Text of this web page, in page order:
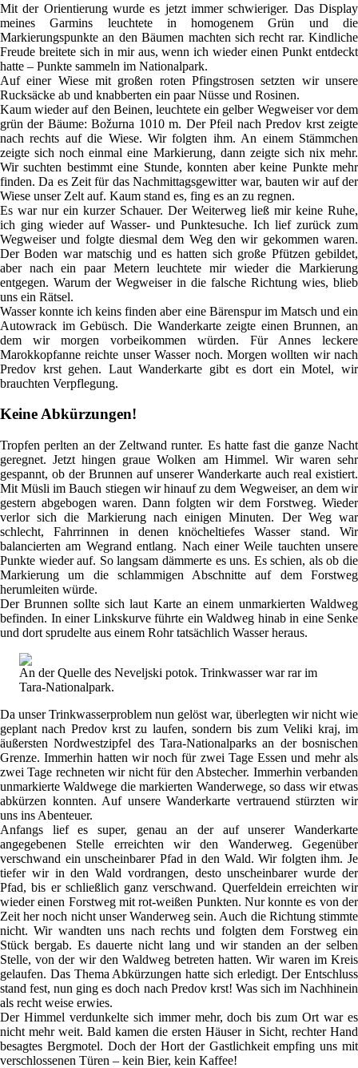
Mit der Orientierung wurde es jetzt immer schwieriger. Das Display
meines Garmins leuchtete in homogenem Grün und die
Markierungspunkte an den Bäumen machten sich recht rar. Kindliche
Freude breitete sich in mir aus, wenn ich wieder einen Punkt entdeckt
hatte – Punkte sammeln im Nationalpark.
Auf einer Wiese mit großen roten Pfingstrosen setzten wir unsere
Rucksäcke ab und knabberten ein paar Nüsse und Rosinen.
Kaum wieder auf den Beinen, leuchtete ein gelber Wegweiser vor dem
grün der Bäume: Božurna 1010 m. Der Pfeil nach Predov krst zeigte
nach rechts auf die Wiese. Wir folgten ihm. An einem Stämmchen
zeigte sich noch einmal eine Markierung, dann zeigte sich nix mehr.
Wir suchten bestimmt eine Stunde, konnten aber keine Punkte mehr
finden. Da es Zeit für das Nachmittagsgewitter war, bauten wir auf der
Wiese unser Zelt auf. Kaum stand es, fing es an zu regnen.
Es war nur ein kurzer Schauer. Der Weiterweg ließ mir keine Ruhe,
ich ging wieder auf Wasser- und Punktesuche. Ich lief zurück zum
Wegweiser und folgte diesmal dem Weg den wir gekommen waren.
Der Boden war matschig und es hatten sich große Pfützen gebildet,
aber nach ein paar Metern leuchtete mir wieder die Markierung
entgegen. Warum der Wegweiser in die falsche Richtung wies, blieb
uns ein Rätsel.
Wasser konnte ich keins finden aber eine Bärenspur im Matsch und ein
Autowrack im Gebüsch. Die Wanderkarte zeigte einen Brunnen, an
dem wir morgen vorbeikommen würden. Für Annes leckere
Marokkopfanne reichte unser Wasser noch. Morgen wollten wir nach
Predov krst gehen. Laut Wanderkarte gibt es dort ein Motel, wir
brauchten Verpflegung.
Keine Abkürzungen!
Tropfen perlten an der Zeltwand runter. Es hatte fast die ganze Nacht
geregnet. Jetzt hingen graue Wolken am Himmel. Wir waren sehr
gespannt, ob der Brunnen auf unserer Wanderkarte auch real existiert.
Mit Müsli im Bauch stiegen wir hinauf zu dem Wegweiser, an dem wir
gestern abgebogen waren. Dann folgten wir dem Forstweg. Wieder
verlor sich die Markierung nach einigen Minuten. Der Weg war
schlecht, Fahrrinnen in denen knöcheltiefes Wasser stand. Wir
balancierten am Wegrand entlang. Nach einer Weile tauchten unsere
Punkte wieder auf. So langsam dämmerte es uns. Es schien, als ob die
Markierung um die schlammigen Abschnitte auf dem Forstweg
herumleiten würde.
Der Brunnen sollte sich laut Karte an einem unmarkierten Waldweg
befinden. In einer Linkskurve führte ein Waldweg hinab in eine Senke
und dort sprudelte aus einem Rohr tatsächlich Wasser heraus.
An der Quelle des Neveljski potok. Trinkwasser war rar im
Tara-Nationalpark.
Da unser Trinkwasserproblem nun gelöst war, überlegten wir nicht wie
geplant nach Predov krst zu laufen, sondern bis zum Veliki kraj, im
äußersten Nordwestzipfel des Tara-Nationalparks an der bosnischen
Grenze. Immerhin hatten wir noch für zwei Tage Essen und mehr als
zwei Tage rechneten wir nicht für den Abstecher. Immerhin verbanden
unmarkierte Waldwege die markierten Wanderwege, so dass wir etwas
abkürzen konnten. Auf unsere Wanderkarte vertrauend stürzten wir
uns ins Abenteuer.
Anfangs lief es super, genau an der auf unserer Wanderkarte
angegebenen Stelle erreichten wir den Wanderweg. Gegenüber
verschwand ein unscheinbarer Pfad in den Wald. Wir folgten ihm. Je
tiefer wir in den Wald vordrangen, desto unscheinbarer wurde der
Pfad, bis er schließlich ganz verschwand. Querfeldein erreichten wir
wieder einen Forstweg mit rot-weißen Punkten. Nur konnte es von der
Zeit her noch nicht unser Wanderweg sein. Auch die Richtung stimmte
nicht. Wir wandten uns nach rechts und folgten dem Forstweg ein
Stück bergab. Es dauerte nicht lang und wir standen an der selben
Stelle, von der wir den Waldweg betreten hatten. Wir waren im Kreis
gelaufen. Das Thema Abkürzungen hatte sich erledigt. Der Entschluss
stand fest, nun ging es doch nach Predov krst! Was sich im Nachhinein
als recht weise erwies.
Der Himmel verdunkelte sich immer mehr, doch bis zum Ort war es
nicht mehr weit. Bald kamen die ersten Häuser in Sicht, rechter Hand
besagtes Bergmotel. Doch der Hort der Gastlichkeit empfing uns mit
verschlossenen Türen – kein Bier, kein Kaffee!